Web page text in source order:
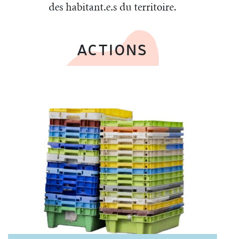
des habitant.e.s du territoire.
ACTIONS